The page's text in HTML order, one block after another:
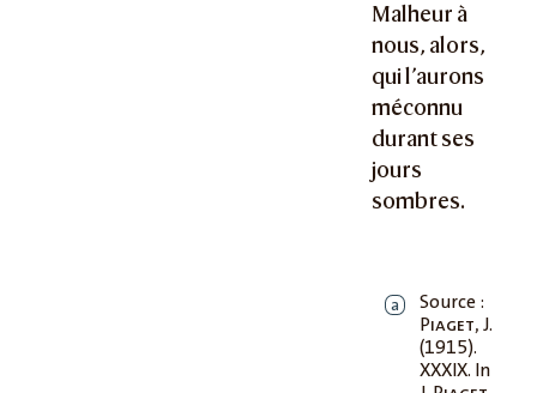
Malheur à
nous, alors,
qui l’aurons
méconnu
durant ses
jours
sombres.
a
Source :
Piaget, J.
(1915).
XXXIX. In